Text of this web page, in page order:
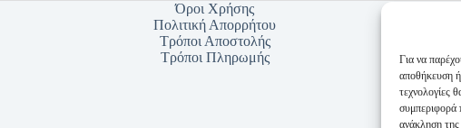
Για να
αποθήκευση
τεχνολογίες
συμπεριφορά
ανάκληση της
Όροι Χρήσης
Πολιτική Απορρήτου
Τρόποι Αποστολής
Τρόποι Πληρωμής